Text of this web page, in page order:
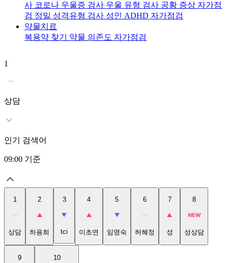
사 코로나 우울증 검사 우울 유형 검사 공황 증상 자가점
검 정밀 성격유형 검사 성인 ADHD 자가점검
약물치료
복용약 찾기 약물 의존도 자가점검
1
상담
인기 검색어
09:00 기준
1
상담
2
하용희
3
tci
4
이초연
5
임명숙
6
허혜정
7
성
8
성상담
9 10